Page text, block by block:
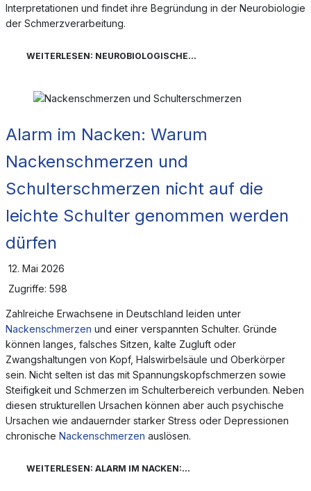
Interpretationen und findet ihre Begründung in der Neurobiologie
der Schmerzverarbeitung.
WEITERLESEN: NEUROBIOLOGISCHE...
Alarm im Nacken: Warum
Nackenschmerzen und
Schulterschmerzen nicht auf die
leichte Schulter genommen werden
dürfen
12. Mai 2026
Zugriffe: 598
Zahlreiche Erwachsene in Deutschland leiden unter
Nackenschmerzen und einer verspannten Schulter. Gründe
können langes, falsches Sitzen, kalte Zugluft oder
Zwangshaltungen von Kopf, Halswirbelsäule und Oberkörper
sein. Nicht selten ist das mit Spannungskopfschmerzen sowie
Steifigkeit und Schmerzen im Schulterbereich verbunden. Neben
diesen strukturellen Ursachen können aber auch psychische
Ursachen wie andauernder starker Stress oder Depressionen
chronische Nackenschmerzen auslösen.
WEITERLESEN: ALARM IM NACKEN:...